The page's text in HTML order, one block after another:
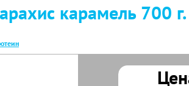
карамель 700